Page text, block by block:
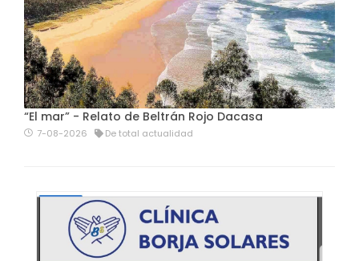
“El mar” - Relato de Beltrán Rojo Dacasa
7-08-2026 De total actualidad